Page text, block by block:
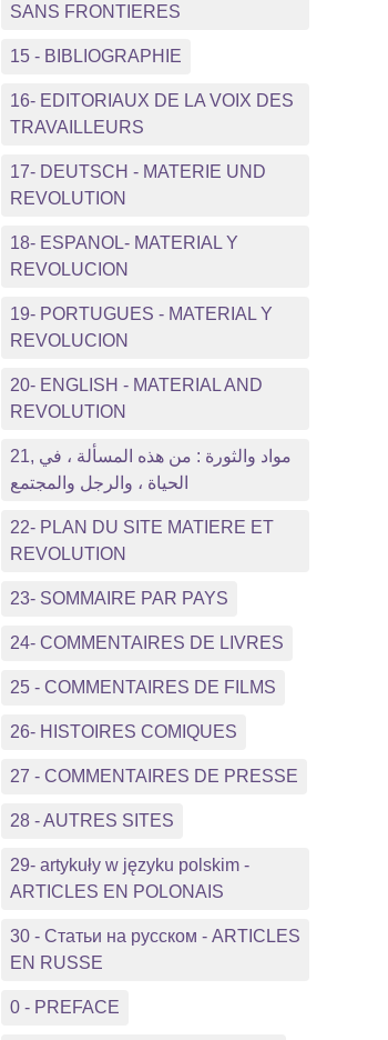
SANS FRONTIERES
15 - BIBLIOGRAPHIE
16- EDITORIAUX DE LA VOIX DES
TRAVAILLEURS
17- DEUTSCH - MATERIE UND
REVOLUTION
18- ESPANOL- MATERIAL Y
REVOLUCION
19- PORTUGUES - MATERIAL Y
REVOLUCION
20- ENGLISH - MATERIAL AND
REVOLUTION
21, مواد والثورة : من هذه المسألة ، في
الحياة ، والرجل والمجتمع
22- PLAN DU SITE MATIERE ET
REVOLUTION
23- SOMMAIRE PAR PAYS
24- COMMENTAIRES DE LIVRES
25 - COMMENTAIRES DE FILMS
26- HISTOIRES COMIQUES
27 - COMMENTAIRES DE PRESSE
28 - AUTRES SITES
29- artykuły w języku polskim -
ARTICLES EN POLONAIS
30 - Статьи на русском - ARTICLES
EN RUSSE
0 - PREFACE